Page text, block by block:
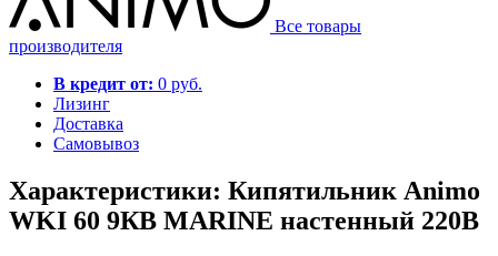
Все товары
производителя
В кредит от: 0 руб.
Лизинг
Доставка
Самовывоз
Характеристики: Кипятильник Animo
WKI 60 9КВ MARINE настенный 220В